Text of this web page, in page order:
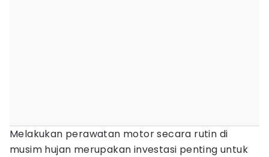
Melakukan perawatan motor secara rutin di
musim hujan merupakan investasi penting untuk